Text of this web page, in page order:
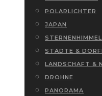
POLARLICHTER
JAPAN
STERNENHIMMEL
STÄDTE &
LANDSCHAFT &
DROHNE
PANORAMA